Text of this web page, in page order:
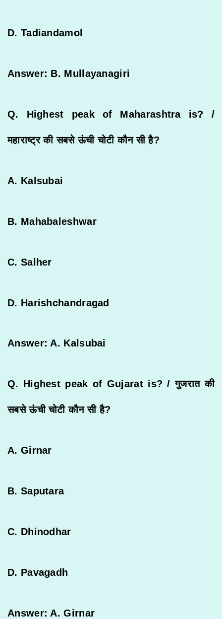
D. Tadiandamol
Answer: B. Mullayanagiri
Q. Highest peak of Maharashtra is? /
महाराष्ट्र की सबसे ऊंची चोटी कौन सी है?
A. Kalsubai
B. Mahabaleshwar
C. Salher
D. Harishchandragad
Answer: A. Kalsubai
Q. Highest peak of Gujarat is? /गुजरात की
सबसे ऊंची चोटी कौन सी है?
A. Girnar
B. Saputara
C. Dhinodhar
D. Pavagadh
Answer: A. Girnar